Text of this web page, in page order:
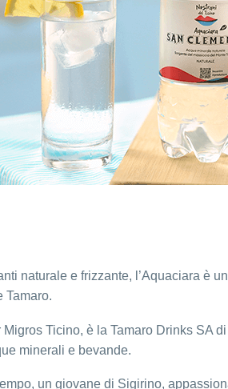
naturale e frizzante, l’Aquaciara è
Tamaro.
Ticino, è la Tamaro Drinks SA
minerali e bevande.
un giovane di Sigirino,